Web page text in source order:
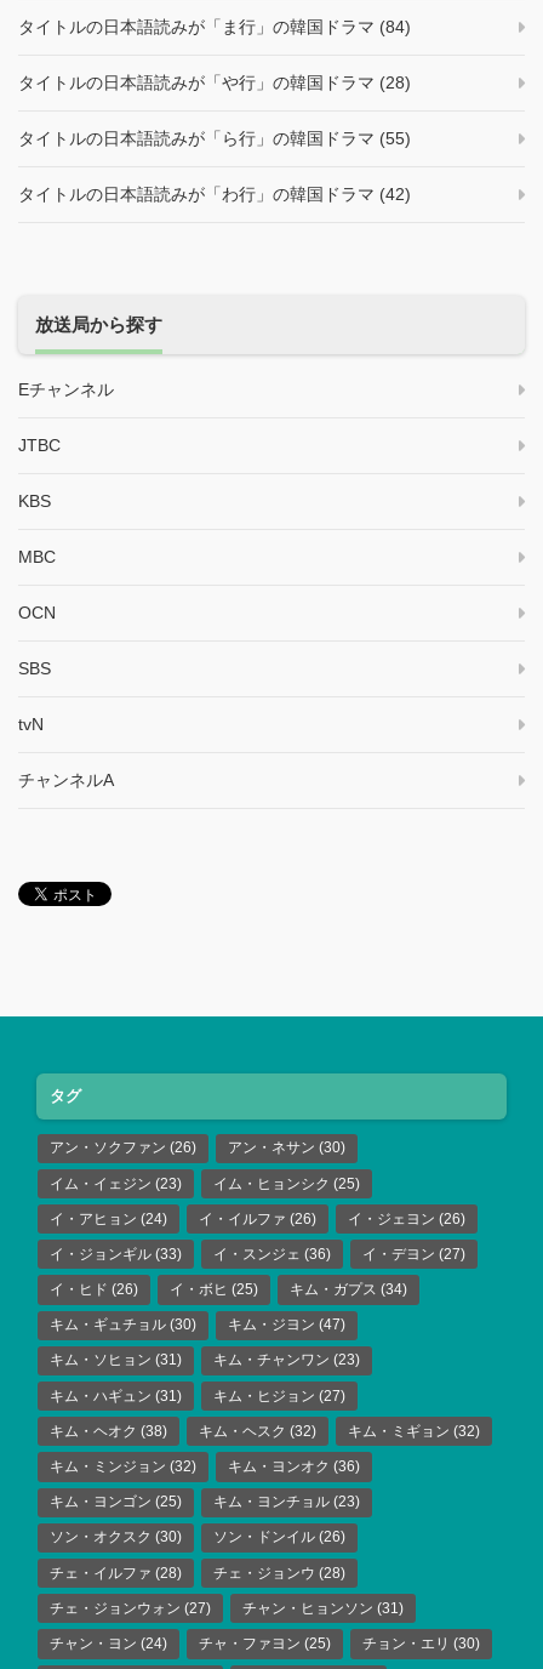
タイトルの日本語読みが「ま行」の韓国ドラマ (84)
タイトルの日本語読みが「や行」の韓国ドラマ (28)
タイトルの日本語読みが「ら行」の韓国ドラマ (55)
タイトルの日本語読みが「わ行」の韓国ドラマ (42)
放送局から探す
Eチャンネル
JTBC
KBS
MBC
OCN
SBS
tvN
チャンネルA
タグ
アン・ソクファン (26) アン・ネサン (30)
イム・イェジン (23) イム・ヒョンシク (25)
イ・アヒョン (24) イ・イルファ (26) イ・ジェヨン (26)
イ・ジョンギル (33) イ・スンジェ (36) イ・デヨン (27)
イ・ヒド (26) イ・ボヒ (25) キム・ガプス (34)
キム・ギュチョル (30) キム・ジヨン (47)
キム・ソヒョン (31) キム・チャンワン (23)
キム・ハギュン (31) キム・ヒジョン (27)
キム・ヘオク (38) キム・ヘスク (32) キム・ミギョン (32)
キム・ミンジョン (32) キム・ヨンオク (36)
キム・ヨンゴン (25) キム・ヨンチョル (23)
ソン・オクスク (30) ソン・ドンイル (26)
チェ・イルファ (28) チェ・ジョンウ (28)
チェ・ジョンウォン (27) チャン・ヒョンソン (31)
チャン・ヨン (24) チャ・ファヨン (25) チョン・エリ (30)